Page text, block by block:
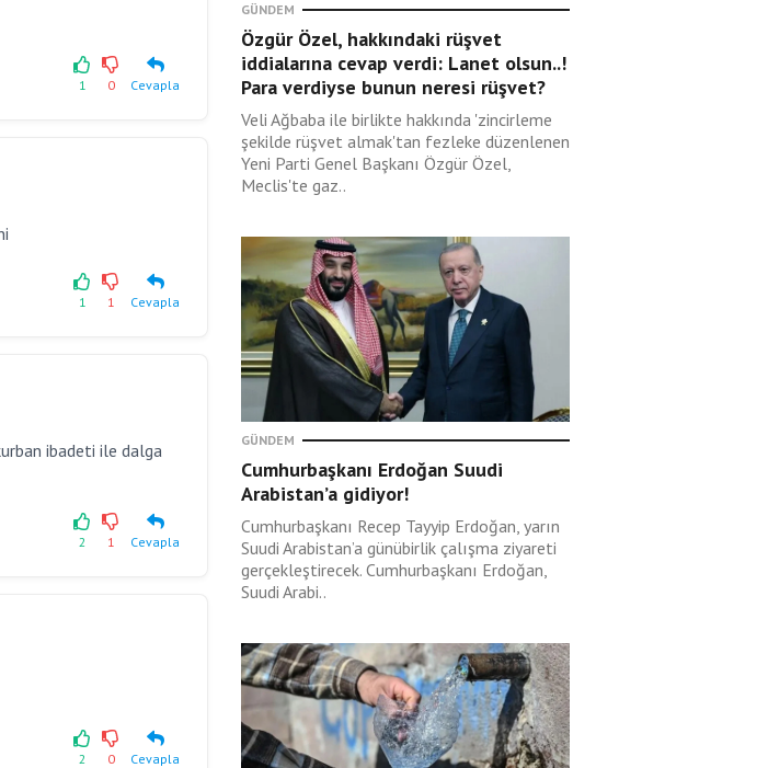
1 0 Cevapla
1 1 Cevapla
ibadeti ile dalga
2 1 Cevapla
2 0 Cevapla
GÜNDEM
Özgür Özel, hakkındaki rüşvet
iddialarına cevap verdi: Lanet olsun..!
Para verdiyse bunun neresi rüşvet?
Veli Ağbaba ile birlikte hakkında 'zincirleme
şekilde rüşvet almak'tan fezleke düzenlenen
Yeni Parti Genel Başkanı Özgür Özel,
Meclis'te gaz..
GÜNDEM
Cumhurbaşkanı Erdoğan Suudi
Arabistan’a gidiyor!
Cumhurbaşkanı Recep Tayyip Erdoğan, yarın
Suudi Arabistan’a günübirlik çalışma ziyareti
gerçekleştirecek. Cumhurbaşkanı Erdoğan,
Suudi Arabi..